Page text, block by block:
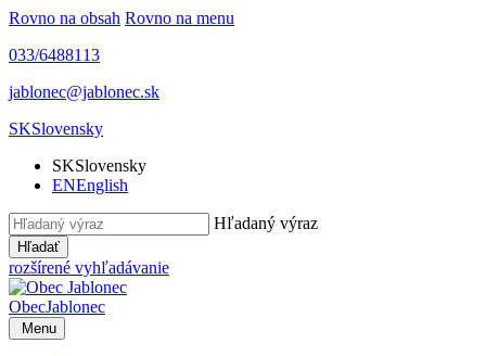
Rovno na obsah Rovno na menu
033/6488113
jablonec@jablonec.sk
SKSlovensky
SKSlovensky
ENEnglish
Hľadaný výraz
Hľadať
rozšírené vyhľadávanie
ObecJablonec
Menu